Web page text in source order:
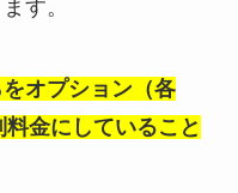
す。
をオプション（各
金にしていること